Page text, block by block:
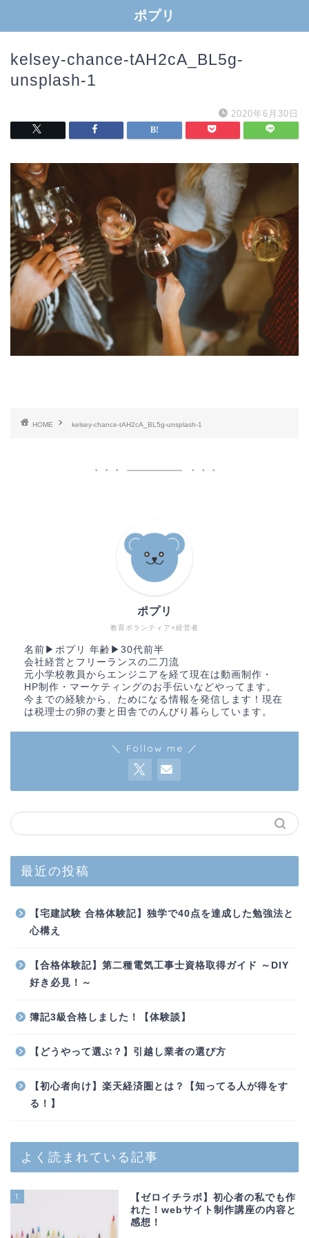
ポプリ
kelsey-chance-tAH2cA_BL5g-
unsplash-1
2020年6月30日
HOME kelsey-chance-tAH2cA_BL5g-unsplash-1
教育ボランティア×経営者
ポプリ
名前▶︎ポプリ 年齢▶︎30代前半
会社経営とフリーランスの二刀流
元小学校教員からエンジニアを経て現在は動画制作・
HP制作・マーケティングのお手伝いなどやってます。
今までの経験から、ためになる情報を発信します！現在
は税理士の卵の妻と田舎でのんびり暮らしています。
＼ Follow me ／
最近の投稿
【宅建試験 合格体験記】独学で40点を達成した勉強法と
心構え
【合格体験記】第二種電気工事士資格取得ガイド ～DIY
好き必見！～
簿記3級合格しました！【体験談】
【どうやって選ぶ？】引越し業者の選び方
【初心者向け】楽天経済圏とは？【知ってる人が得をす
る！】
よく読まれている記事
1
【ゼロイチラボ】初心者の私でも作
れた！webサイト制作講座の内容と
感想！